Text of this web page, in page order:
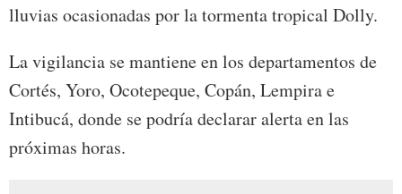
lluvias ocasionadas por la tormenta tropical Dolly.
La vigilancia se mantiene en los departamentos de
Cortés, Yoro, Ocotepeque, Copán, Lempira e
Intibucá, donde se podría declarar alerta en las
próximas horas.